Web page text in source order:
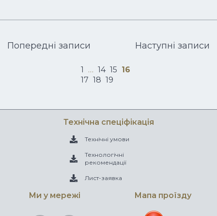
Навігація
Попереднi записи Наступнi записи
Навігація
записів
1 … 14 15 16
17 18 19
Технічна спеціфікація
Технічні умови
Технологічні
рекомендації
Лист-заявка
Ми у мережi Мапа проїзду